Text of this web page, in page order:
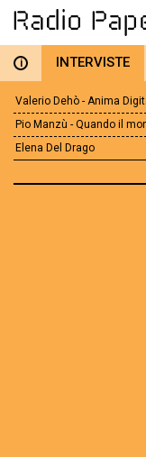
i INTERVISTE
Valerio Dehò - Anima
Pio Manzù - Quando il
Elena Del Drago